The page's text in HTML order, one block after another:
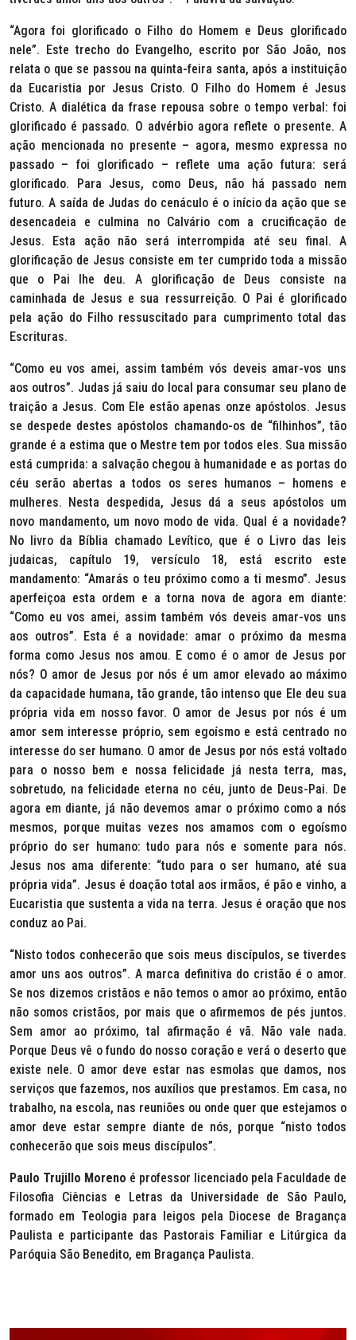
“Agora foi glorificado o Filho do Homem e Deus glorificado
nele”. Este trecho do Evangelho, escrito por São João, nos
relata o que se passou na quinta-feira santa, após a instituição
da Eucaristia por Jesus Cristo. O Filho do Homem é Jesus
Cristo. A dialética da frase repousa sobre o tempo verbal: foi
glorificado é passado. O advérbio agora reflete o presente. A
ação mencionada no presente – agora, mesmo expressa no
passado – foi glorificado – reflete uma ação futura: será
glorificado. Para Jesus, como Deus, não há passado nem
futuro. A saída de Judas do cenáculo é o início da ação que se
desencadeia e culmina no Calvário com a crucificação de
Jesus. Esta ação não será interrompida até seu final. A
glorificação de Jesus consiste em ter cumprido toda a missão
que o Pai lhe deu. A glorificação de Deus consiste na
caminhada de Jesus e sua ressurreição. O Pai é glorificado
pela ação do Filho ressuscitado para cumprimento total das
Escrituras.
“Como eu vos amei, assim também vós deveis amar-vos uns
aos outros”. Judas já saiu do local para consumar seu plano de
traição a Jesus. Com Ele estão apenas onze apóstolos. Jesus
se despede destes apóstolos chamando-os de “filhinhos”, tão
grande é a estima que o Mestre tem por todos eles. Sua missão
está cumprida: a salvação chegou à humanidade e as portas do
céu serão abertas a todos os seres humanos – homens e
mulheres. Nesta despedida, Jesus dá a seus apóstolos um
novo mandamento, um novo modo de vida. Qual é a novidade?
No livro da Bíblia chamado Levítico, que é o Livro das leis
judaicas, capítulo 19, versículo 18, está escrito este
mandamento: “Amarás o teu próximo como a ti mesmo”. Jesus
aperfeiçoa esta ordem e a torna nova de agora em diante:
“Como eu vos amei, assim também vós deveis amar-vos uns
aos outros”. Esta é a novidade: amar o próximo da mesma
forma como Jesus nos amou. E como é o amor de Jesus por
nós? O amor de Jesus por nós é um amor elevado ao máximo
da capacidade humana, tão grande, tão intenso que Ele deu sua
própria vida em nosso favor. O amor de Jesus por nós é um
amor sem interesse próprio, sem egoísmo e está centrado no
interesse do ser humano. O amor de Jesus por nós está voltado
para o nosso bem e nossa felicidade já nesta terra, mas,
sobretudo, na felicidade eterna no céu, junto de Deus-Pai. De
agora em diante, já não devemos amar o próximo como a nós
mesmos, porque muitas vezes nos amamos com o egoísmo
próprio do ser humano: tudo para nós e somente para nós.
Jesus nos ama diferente: “tudo para o ser humano, até sua
própria vida”. Jesus é doação total aos irmãos, é pão e vinho, a
Eucaristia que sustenta a vida na terra. Jesus é oração que nos
conduz ao Pai.
“Nisto todos conhecerão que sois meus discípulos, se tiverdes
amor uns aos outros”. A marca definitiva do cristão é o amor.
Se nos dizemos cristãos e não temos o amor ao próximo, então
não somos cristãos, por mais que o afirmemos de pés juntos.
Sem amor ao próximo, tal afirmação é vã. Não vale nada.
Porque Deus vê o fundo do nosso coração e verá o deserto que
existe nele. O amor deve estar nas esmolas que damos, nos
serviços que fazemos, nos auxílios que prestamos. Em casa, no
trabalho, na escola, nas reuniões ou onde quer que estejamos o
amor deve estar sempre diante de nós, porque “nisto todos
conhecerão que sois meus discípulos”.
Paulo Trujillo Moreno é professor licenciado pela Faculdade de
Filosofia Ciências e Letras da Universidade de São Paulo,
formado em Teologia para leigos pela Diocese de Bragança
Paulista e participante das Pastorais Familiar e Litúrgica da
Paróquia São Benedito, em Bragança Paulista.